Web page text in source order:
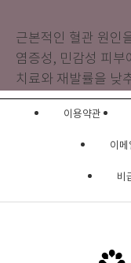
근본적인 혈관 원인
염증성, 민감성 피부
치료와 재발률을 낮
이용약관
이
비